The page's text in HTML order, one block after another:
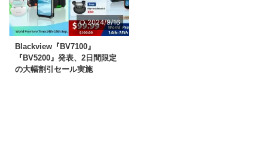
2024/9/16
Blackview『BV7100』
『BV5200』発表、2日間限定
の大幅割引セール実施